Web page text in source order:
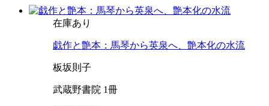
在庫あり
戯作と艶本：馬琴から英泉へ、艶本化の水流
板坂則子
武蔵野書院 1冊